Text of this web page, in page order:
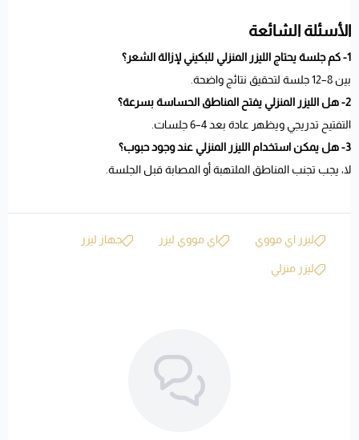
الأسئلة الشائعة
1- كم جلسة يحتاج الليزر المنزلي للبكيني لإزالة الشعر؟
بين 8–12 جلسة لتحقيق نتائج واضحة.
2- هل الليزر المنزلي يفتح المناطق الحساسة بسرعة؟
التفتيح تدريجي ويظهر عادة بعد 4–6 جلسات.
3- هل يمكن استخدام الليزر المنزلي عند وجود حبوب؟
لا، يجب تجنب المناطق الملتهبة أو المصابة قبل الجلسة.
ليزر اي مووي اي مووي ليزر جهاز ليزر
ليزر منزلي